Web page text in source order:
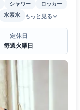
シャワー
ロッカー
水素水 もっと見る
定休日
毎週火曜日